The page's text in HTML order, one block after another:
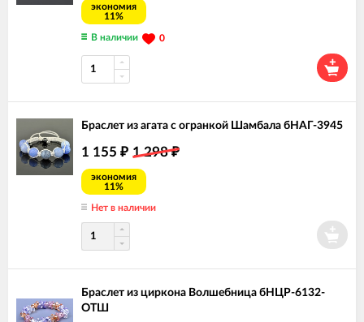
экономия
11%
В наличии 0
Браслет из агата с огранкой Шамбала бНАГ-3945
1 155 ₽ 1 298₽
экономия
11%
Нет в наличии
Браслет из циркона Волшебница бНЦР-6132-
ОТШ